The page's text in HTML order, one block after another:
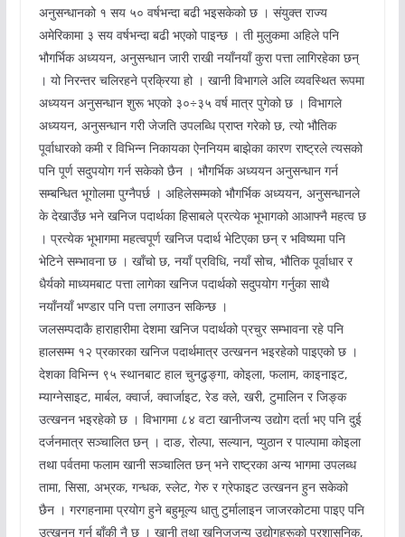
अनुसन्धानको १ सय ५० वर्षभन्दा बढी भइसकेको छ । संयुक्त राज्य
अमेरिकामा ३ सय वर्षभन्दा बढी भएको पाइन्छ । ती मुलुकमा अहिले पनि
भौगर्भिक अध्ययन, अनुसन्धान जारी राखी नयाँनयाँ कुरा पत्ता लागिरहेका छन्
। यो निरन्तर चलिरहने प्रक्रिया हो । खानी विभागले अलि व्यवस्थित रूपमा
अध्ययन अनुसन्धान शुरू भएको ३०÷३५ वर्ष मात्र पुगेको छ । विभागले
अध्ययन, अनुसन्धान गरी जेजति उपलब्धि प्राप्त गरेको छ, त्यो भौतिक
पूर्वाधारको कमी र विभिन्न निकायका ऐननियम बाझेका कारण राष्ट्रले त्यसको
पनि पूर्ण सदुपयोग गर्न सकेको छैन । भौगर्भिक अध्ययन अनुसन्धान गर्न
सम्बन्धित भूगोलमा पुग्नैपर्छ । अहिलेसम्मको भौगर्भिक अध्ययन, अनुसन्धानले
के देखाउँछ भने खनिज पदार्थका हिसाबले प्रत्येक भूभागको आआफ्नै महत्व छ
। प्रत्येक भूभागमा महत्वपूर्ण खनिज पदार्थ भेटिएका छन् र भविष्यमा पनि
भेटिने सम्भावना छ । खाँचो छ, नयाँ प्रविधि, नयाँ सोच, भौतिक पूर्वाधार र
धैर्यको माध्यमबाट पत्ता लागेका खनिज पदार्थको सदुपयोग गर्नुका साथै
नयाँनयाँ भण्डार पनि पत्ता लगाउन सकिन्छ ।
जलसम्पदाकै हाराहारीमा देशमा खनिज पदार्थको प्रचुर सम्भावना रहे पनि
हालसम्म १२ प्रकारका खनिज पदार्थमात्र उत्खनन भइरहेको पाइएको छ ।
देशका विभिन्न ९५ स्थानबाट हाल चुनढुङ्गा, कोइला, फलाम, काइनाइट,
म्याग्नेसाइट, मार्बल, क्वार्ज, क्वार्जाइट, रेड क्ले, खरी, टुमालिन र जिङ्क
उत्खनन भइरहेको छ । विभागमा ८४ वटा खानीजन्य उद्योग दर्ता भए पनि दुई
दर्जनमात्र सञ्चालित छन् । दाङ, रोल्पा, सल्यान, प्युठान र पाल्पामा कोइला
तथा पर्वतमा फलाम खानी सञ्चालित छन् भने राष्ट्रका अन्य भागमा उपलब्ध
तामा, सिसा, अभ्रक, गन्धक, स्लेट, गेरु र ग्रेफाइट उत्खनन हुन सकेको
छैन । गरगहनामा प्रयोग हुने बहुमूल्य धातु टुर्मालाइन जाजरकोटमा पाइए पनि
उत्खनन गर्न बाँकी नै छ । खानी तथा खनिजजन्य उद्योगहरूको प्रशासनिक,